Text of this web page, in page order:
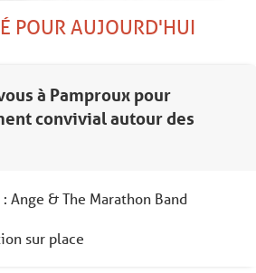
POUR AUJOURD'HUI
à Pamproux pour
convivial autour des
Ange & The Marathon Band
sur place